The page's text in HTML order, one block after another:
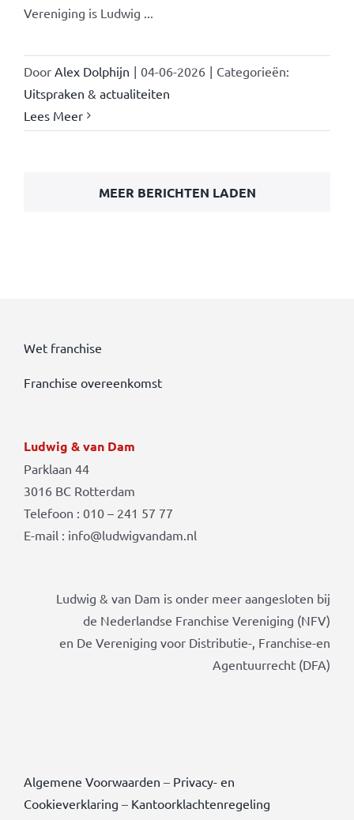
Vereniging is Ludwig ...
Door Alex Dolphijn | 04-06-2026 | Categorieën:
Uitspraken & actualiteiten
Lees Meer
MEER BERICHTEN LADEN
Wet franchise
Franchise overeenkomst
Ludwig & van Dam
Parklaan 44
3016 BC Rotterdam
Telefoon : 010 – 241 57 77
E-mail : info@ludwigvandam.nl
Ludwig & van Dam is onder meer aangesloten bij
de Nederlandse Franchise Vereniging (NFV)
en De Vereniging voor Distributie-, Franchise-en
Agentuurrecht (DFA)
Algemene Voorwaarden – Privacy- en
Cookieverklaring – Kantoorklachtenregeling